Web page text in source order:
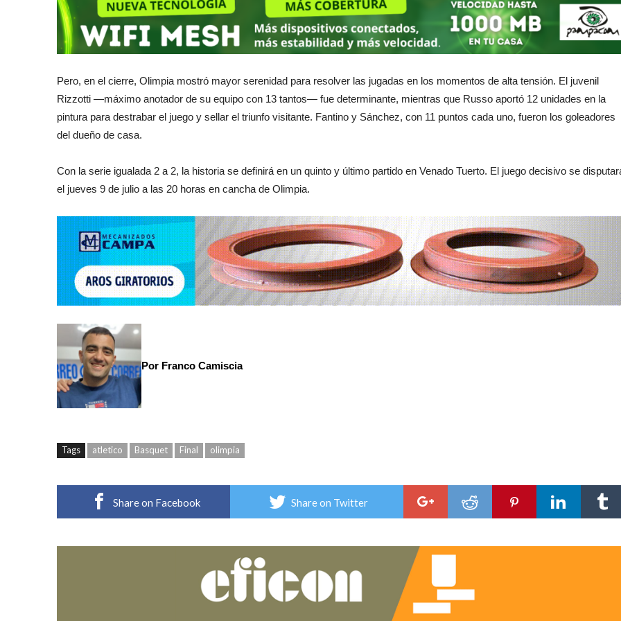
Pero, en el cierre, Olimpia mostró mayor serenidad para resolver las jugadas en los momentos de alta tensión. El juvenil
Rizzotti —máximo anotador de su equipo con 13 tantos— fue determinante, mientras que Russo aportó 12 unidades en la
pintura para destrabar el juego y sellar el triunfo visitante. Fantino y Sánchez, con 11 puntos cada uno, fueron los goleadores
del dueño de casa.
Con la serie igualada 2 a 2, la historia se definirá en un quinto y último partido en Venado Tuerto. El juego decisivo se
el jueves 9 de julio a las 20 horas en cancha de Olimpia.
Por Franco Camiscia
Tags atletico Basquet Final olimpia
Share on Facebook Share on Twitter